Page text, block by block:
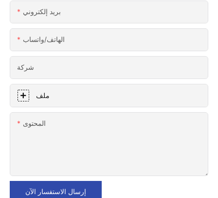
بريد إلكتروني
الهاتف/واتساب
شركة
ملف
المحتوى
إرسال الاستفسار الآن